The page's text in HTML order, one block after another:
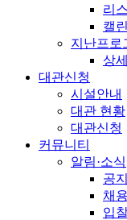
리
캘
지난프로
상
대관신청
시설안내
대관 현황
대관신청
커뮤니티
알림·소식
공
채
입